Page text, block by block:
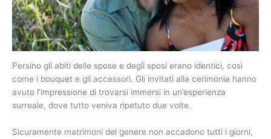
Persino gli abiti delle spose e degli sposi erano identici, così
come i bouquet e gli accessori. Gli invitati alla cerimonia hanno
avuto l’impressione di trovarsi immersi in un’esperienza
surreale, dove tutto veniva ripetuto due volte.
Sicuramente matrimoni del genere non accadono tutti i giorni,